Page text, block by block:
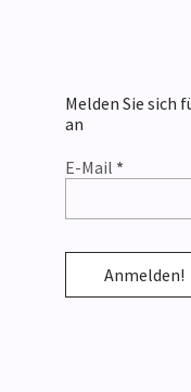
Melden Sie sich
an
E-Mail *